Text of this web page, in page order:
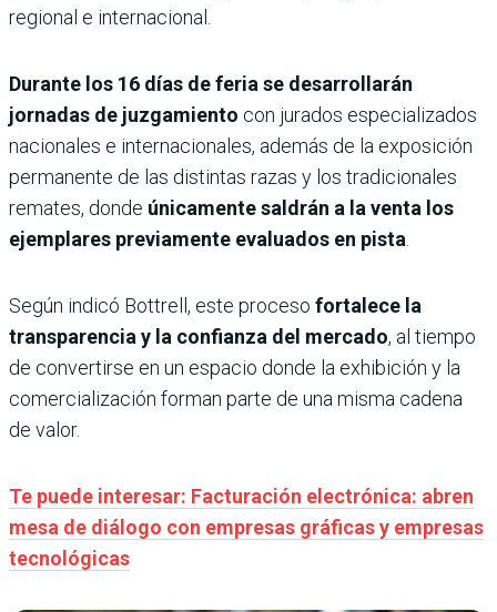
regional e internacional.
Durante los 16 días de feria se desarrollarán
jornadas de juzgamiento con jurados especializados
nacionales e internacionales, además de la exposición
permanente de las distintas razas y los tradicionales
remates, donde únicamente saldrán a la venta los
ejemplares previamente evaluados en pista
Según indicó Bottrell, este proceso fortalece la
transparencia y la confianza del mercado, al tiempo
de convertirse en un espacio donde la exhibición y la
comercialización forman parte de una misma cadena
de valor.
Te puede interesar: Facturación electrónica: abren
mesa de diálogo con empresas gráficas y empresas
tecnológicas